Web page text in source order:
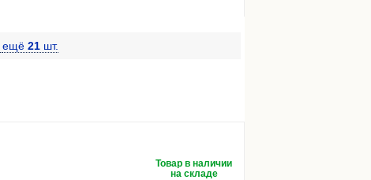
ещё 21 шт.
Товар в наличии
на складе